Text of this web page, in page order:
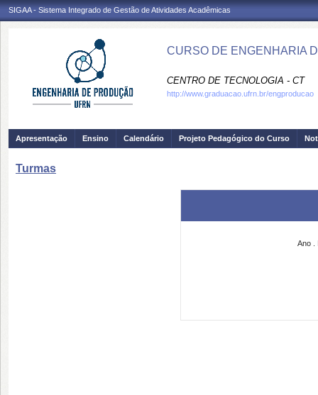
SIGAA - Sistema Integrado de Gestão de Atividades Acadêmicas
CURSO DE ENGENHARIA
CENTRO DE TECNOLOGIA - CT
http://www.graduacao.ufrn.br/engproducao
Apresentação Ensino Calendário Projeto Pedagógico do Curso
Turmas
Ano